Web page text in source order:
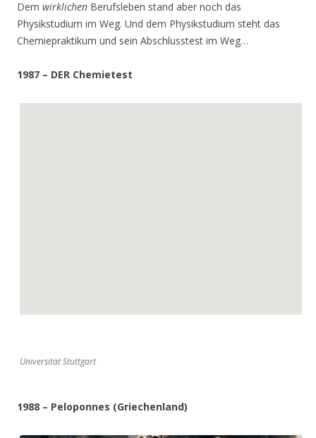
Dem wirklichen Berufsleben stand aber noch das
Physikstudium im Weg. Und dem Physikstudium steht das
Chemiepraktikum und sein Abschlusstest im Weg…
1987 – DER Chemietest
Universität Stuttgart
1988 – Peloponnes (Griechenland)